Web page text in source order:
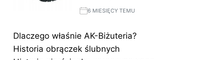
6 MIESIĘCY TEMU
Dlaczego właśnie AK-Biżuteria?
Historia obrączek ślubnych